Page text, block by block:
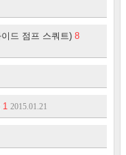
드 점프 스쿼트) 8
1 2015.01.21